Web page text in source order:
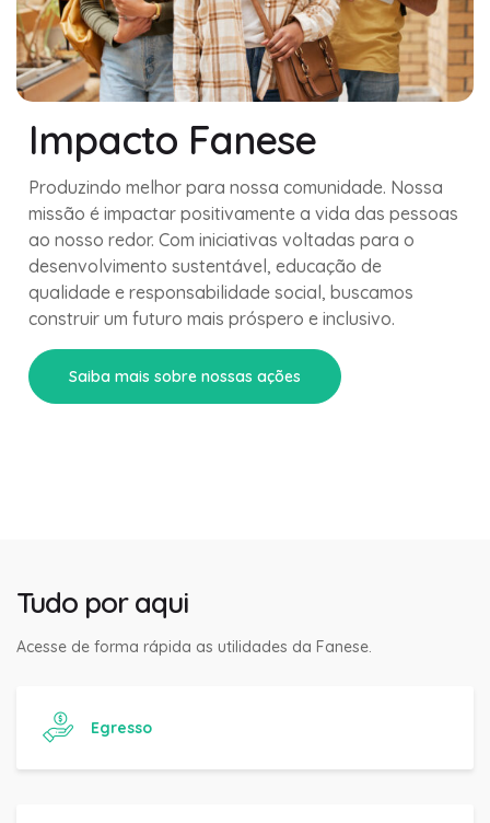
Impacto Fanese
Produzindo melhor para nossa comunidade. Nossa
missão é impactar positivamente a vida das pessoas
ao nosso redor. Com iniciativas voltadas para o
desenvolvimento sustentável, educação de
qualidade e responsabilidade social, buscamos
construir um futuro mais próspero e inclusivo.
Saiba mais sobre nossas ações
Tudo por aqui
Acesse de forma rápida as utilidades da Fanese.
Egresso